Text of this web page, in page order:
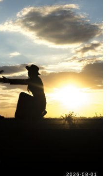
2026-08-01